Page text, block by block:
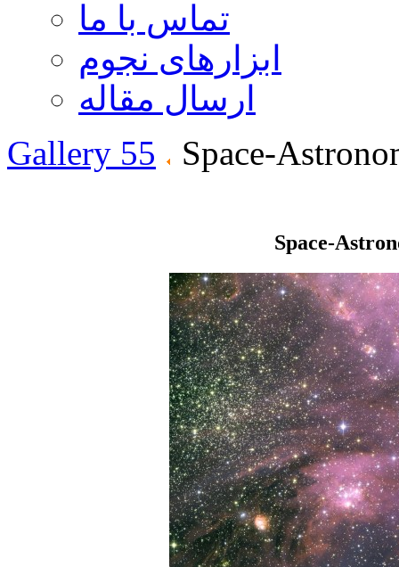
تماس با ما
ابزارهای نجوم
ارسال مقاله
Gallery 55
Space-
Space-